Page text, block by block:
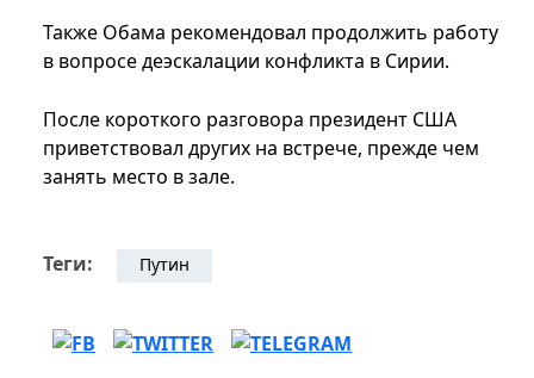
Также Обама рекомендовал продолжить работу
в вопросе деэскалации конфликта в Сирии.
После короткого разговора президент США
приветствовал других на встрече, прежде чем
занять место в зале.
Теги: Путин